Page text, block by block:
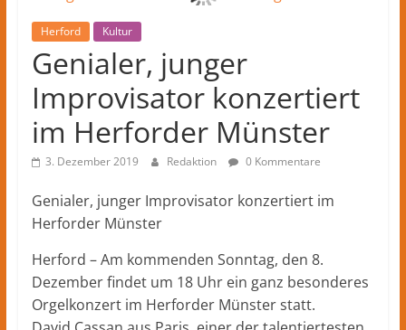
Kultur
aus
Herford
und
dem
Kreis
Herford
lokale
Nachrichten
und
mehr
aus
Herford
Herford Kultur
Genialer, junger
Improvisator konzertiert
im Herforder Münster
3. Dezember 2019 Redaktion 0 Kommentare
Genialer, junger Improvisator konzertiert im
Herforder Münster
Herford – Am kommenden Sonntag, den 8.
Dezember findet um 18 Uhr ein ganz besonderes
Orgelkonzert im Herforder Münster statt.